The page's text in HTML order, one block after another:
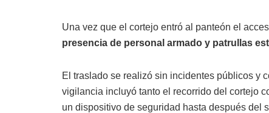
Una vez que el cortejo entró al panteón el
presencia de personal armado y patrullas
El traslado se realizó sin incidentes públicos y
vigilancia incluyó tanto el recorrido del cortejo
un dispositivo de seguridad hasta después del